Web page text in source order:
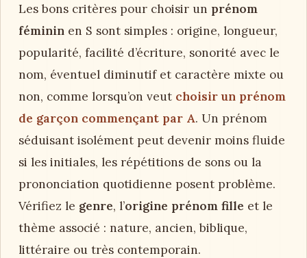
Les bons critères pour choisir un prénom
féminin en S sont simples : origine, longueur,
popularité, facilité d’écriture, sonorité avec le
nom, éventuel diminutif et caractère mixte ou
non, comme lorsqu’on veut choisir un prénom
de garçon commençant par A. Un prénom
séduisant isolément peut devenir moins fluide
si les initiales, les répétitions de sons ou la
prononciation quotidienne posent problème.
Vérifiez le genre, l’origine prénom fille et le
thème associé : nature, ancien, biblique,
littéraire ou très contemporain.